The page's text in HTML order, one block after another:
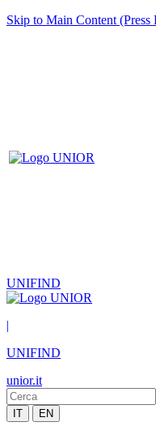
Skip to Main Content (Press
UNIFIND
|
UNIFIND
unior.it
IT EN